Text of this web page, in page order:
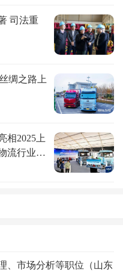
司法重
绸之路上
相2025上
流行业绿
、市场分析等职位（山东